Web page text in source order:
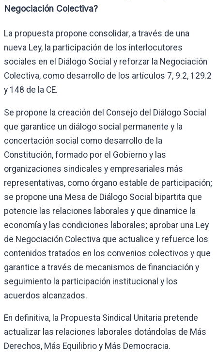
Negociación Colectiva?
La propuesta propone consolidar, a través de una
nueva Ley, la participación de los interlocutores
sociales en el Diálogo Social y reforzar la Negociación
Colectiva, como desarrollo de los artículos 7, 9.2, 129.2
y 148 de la CE.
Se propone la creación del Consejo del Diálogo Social
que garantice un diálogo social permanente y la
concertación social como desarrollo de la
Constitución, formado por el Gobierno y las
organizaciones sindicales y empresariales más
representativas, como órgano estable de participación;
se propone una Mesa de Diálogo Social bipartita que
potencie las relaciones laborales y que dinamice la
economía y las condiciones laborales; aprobar una Ley
de Negociación Colectiva que actualice y refuerce los
contenidos tratados en los convenios colectivos y que
garantice a través de mecanismos de financiación y
seguimiento la participación institucional y los
acuerdos alcanzados.
En definitiva, la Propuesta Sindical Unitaria pretende
actualizar las relaciones laborales dotándolas de Más
Derechos, Más Equilibrio y Más Democracia.